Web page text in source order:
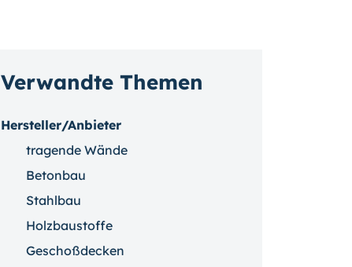
Verwandte Themen
Hersteller/Anbieter
tragende Wände
Betonbau
Stahlbau
Holzbaustoffe
Geschoßdecken